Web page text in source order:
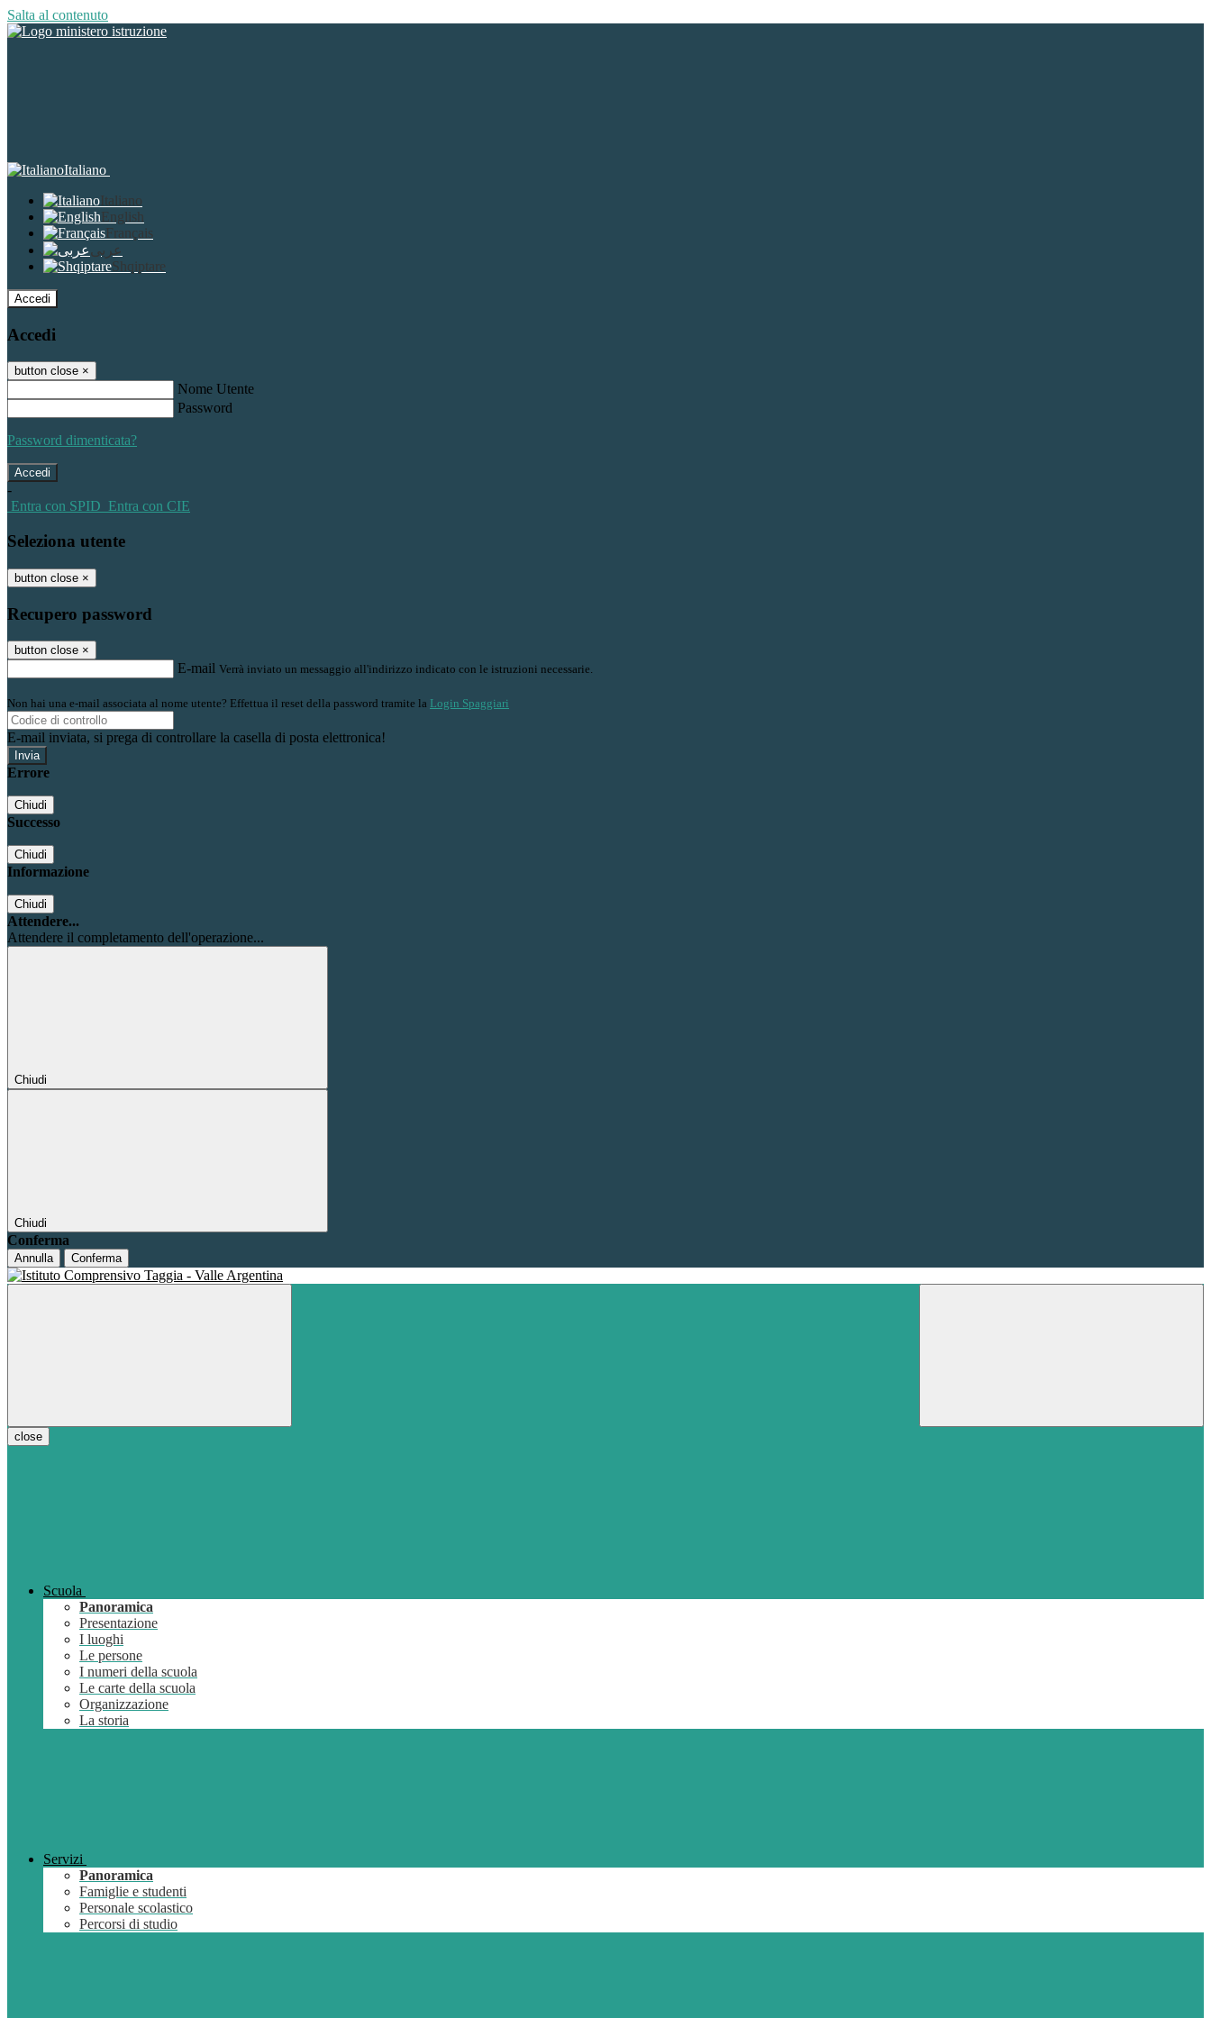
Salta al contenuto
Italiano
Italiano
English
Français
عربى
Shqiptare
Accedi
Accedi
button close ×
Nome Utente
Password
Password dimenticata?
-
Entra con SPID Entra con CIE
Seleziona utente
button close ×
Recupero password
button close ×
E-mail Verrà inviato un messaggio all'indirizzo indicato con le istruzioni necessarie.
Non hai una e-mail associata al nome utente? Effettua il reset della password tramite la Login Spaggiari
E-mail inviata, si prega di controllare la casella di posta elettronica!
Errore
Chiudi
Successo
Chiudi
Informazione
Chiudi
Attendere...
Attendere il completamento dell'operazione...
Chiudi
Chiudi
Conferma
Annulla Conferma
close
Scuola
Panoramica
Presentazione
I luoghi
Le persone
I numeri della scuola
Le carte della scuola
Organizzazione
La storia
Servizi
Panoramica
Famiglie e studenti
Personale scolastico
Percorsi di studio